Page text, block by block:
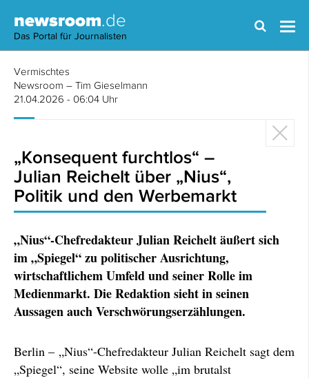
newsroom.de
Das Portal für Journalisten
Vermischtes
Newsroom – Tim Gieselmann
21.04.2026 - 06:04 Uhr
„Konsequent furchtlos“ –
Julian Reichelt über „Nius“,
Politik und den Werbemarkt
„Nius“-Chefredakteur Julian Reichelt äußert sich
im „Spiegel“ zu politischer Ausrichtung,
wirtschaftlichem Umfeld und seiner Rolle im
Medienmarkt. Die Redaktion sieht in seinen
Aussagen auch Verschwörungserzählungen.
Berlin – „Nius“-Chefredakteur Julian Reichelt sagt dem
„Spiegel“, seine Website wolle „im brutalst